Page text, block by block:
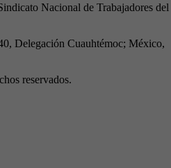
Nacional de Trabajadores del
Delegación Cuauhtémoc; México,
reservados.